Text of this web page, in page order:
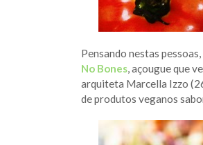
Pensando nestas
No Bones , açougue que
arquiteta Marcella Izzo
de produtos veganos